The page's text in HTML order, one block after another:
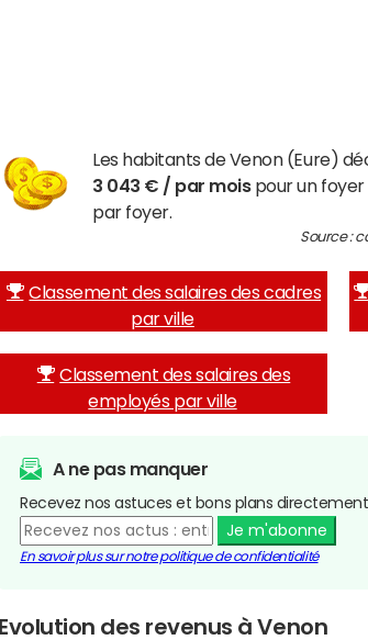
Les habitants de Venon (Eure)
3 043 € / par moispour un foyer
par foyer.
Source :
Classement des salaires des cadres
par ville
Classement des salaires des
employés par ville
A ne pas manquer
Recevez nos astuces et bons plans
Je m'abonne
En savoir plus sur notre politique de confidentialité
Evolution des revenus à Venon